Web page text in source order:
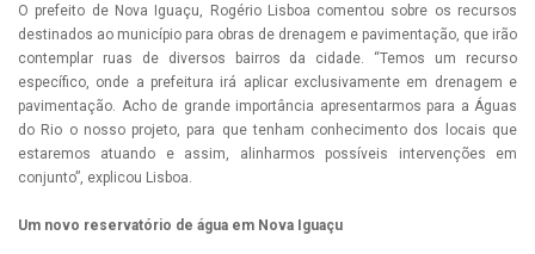
O prefeito de Nova Iguaçu, Rogério Lisboa comentou sobre os recursos
destinados ao município para obras de drenagem e pavimentação, que irão
contemplar ruas de diversos bairros da cidade. “Temos um recurso
específico, onde a prefeitura irá aplicar exclusivamente em drenagem e
pavimentação. Acho de grande importância apresentarmos para a Águas
do Rio o nosso projeto, para que tenham conhecimento dos locais que
estaremos atuando e assim, alinharmos possíveis intervenções em
conjunto”, explicou Lisboa.
Um novo reservatório de água em Nova Iguaçu